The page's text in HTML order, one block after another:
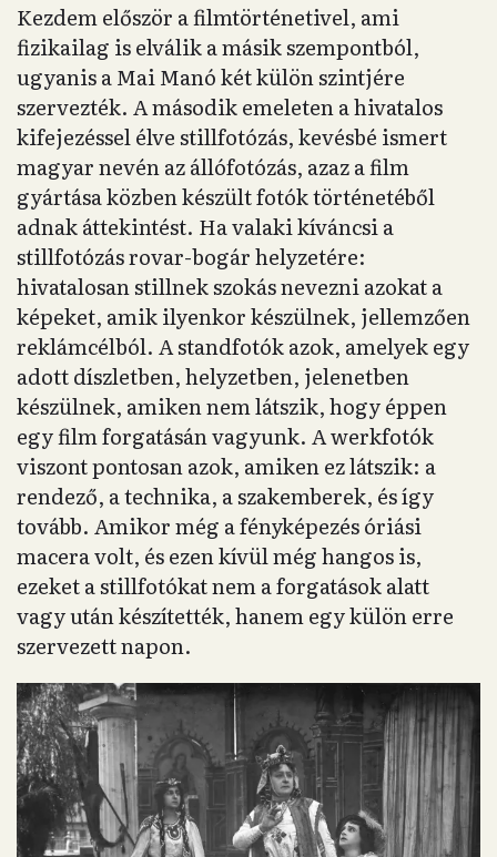
Kezdem először a filmtörténetivel, ami
fizikailag is elválik a másik szempontból,
ugyanis a Mai Manó két külön szintjére
szervezték. A második emeleten a hivatalos
kifejezéssel élve stillfotózás, kevésbé ismert
magyar nevén az állófotózás, azaz a film
gyártása közben készült fotók történetéből
adnak áttekintést. Ha valaki kíváncsi a
stillfotózás rovar-bogár helyzetére:
hivatalosan stillnek szokás nevezni azokat a
képeket, amik ilyenkor készülnek, jellemzően
reklámcélból. A standfotók azok, amelyek egy
adott díszletben, helyzetben, jelenetben
készülnek, amiken nem látszik, hogy éppen
egy film forgatásán vagyunk. A werkfotók
viszont pontosan azok, amiken ez látszik: a
rendező, a technika, a szakemberek, és így
tovább. Amikor még a fényképezés óriási
macera volt, és ezen kívül még hangos is,
ezeket a stillfotókat nem a forgatások alatt
vagy után készítették, hanem egy külön erre
szervezett napon.